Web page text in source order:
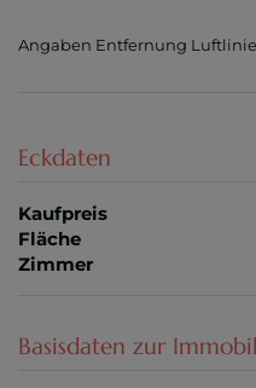
Angaben Entfernung
Eckdaten
Kaufpreis
Fläche
Zimmer
Basisdaten zur